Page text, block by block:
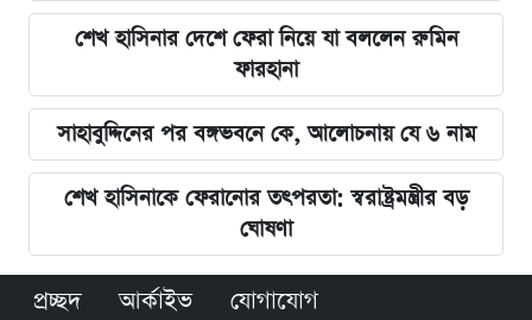
শেখ হাসিনার দেশে ফেরা নিয়ে যা বললেন রুমিন
ফারহানা
সাহাবুদ্দিনের পর বঙ্গভবনে কে, আলোচনায় যে ৬ নাম
শেখ হাসিনাকে ফেরানোর তৎপরতা: স্বরাষ্ট্রমন্ত্রীর বড়
ঘোষণা
প্রচ্ছদ আর্কাইভ যোগাযোগ